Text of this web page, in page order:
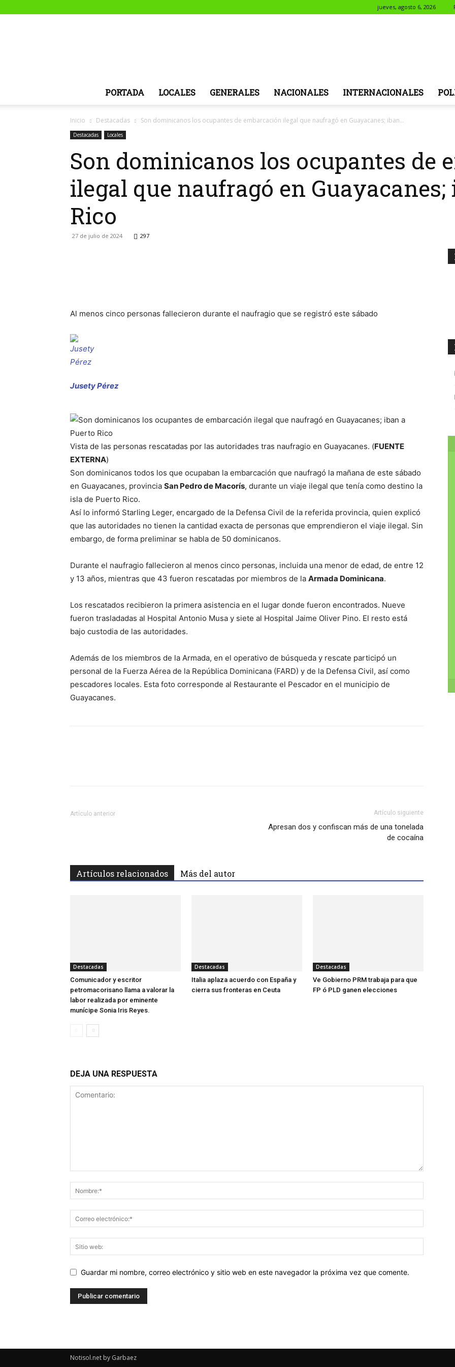
jueves, agosto 6, 2026
PORTADA LOCALES GENERALES NACIONALES INTERNACIONALES
Inicio Destacadas Son dominicanos los ocupantes de embarcación ilegal que naufragó en Guayacanes; iban...
Destacadas Locales
Son dominicanos los ocupantes de
ilegal que naufragó en
Rico
27 de julio de 2024 297
Al menos cinco personas fallecieron durante el naufragio que se registró este sábado
Jusety Pérez
Vista de las personas rescatadas por las autoridades tras naufragio en Guayacanes. (FUENTE
EXTERNA)
Son dominicanos todos los que ocupaban la embarcación que naufragó la mañana de este sábado
en Guayacanes, provincia San Pedro de Macorís, durante un viaje ilegal que tenía como destino la
isla de Puerto Rico.
Así lo informó Starling Leger, encargado de la Defensa Civil de la referida provincia, quien explicó
que las autoridades no tienen la cantidad exacta de personas que emprendieron el viaje ilegal. Sin
embargo, de forma preliminar se habla de 50 dominicanos.
Durante el naufragio fallecieron al menos cinco personas, incluida una menor de edad, de entre 12
y 13 años, mientras que 43 fueron rescatadas por miembros de la Armada Dominicana.
Los rescatados recibieron la primera asistencia en el lugar donde fueron encontrados. Nueve
fueron trasladadas al Hospital Antonio Musa y siete al Hospital Jaime Oliver Pino. El resto está
bajo custodia de las autoridades.
Además de los miembros de la Armada, en el operativo de búsqueda y rescate participó un
personal de la Fuerza Aérea de la República Dominicana (FARD) y de la Defensa Civil, así como
pescadores locales. Esta foto corresponde al Restaurante el Pescador en el municipio de
Guayacanes.
Artículo anterior Artículo siguiente
Apresan dos y confiscan más de una tonelada
de cocaína
Artículos relacionados Más del autor
Destacadas
Comunicador y escritor
petromacorisano llama a valorar la
labor realizada por eminente
munícipe Sonia Iris Reyes.
Destacadas
Italia aplaza acuerdo con España y
cierra sus fronteras en Ceuta
Destacadas
Ve Gobierno PRM trabaja para que
FP ó PLD ganen elecciones
DEJA UNA RESPUESTA
Guardar mi nombre, correo electrónico y sitio web en este navegador la próxima vez que comente.
Notisol.net by Garbaez